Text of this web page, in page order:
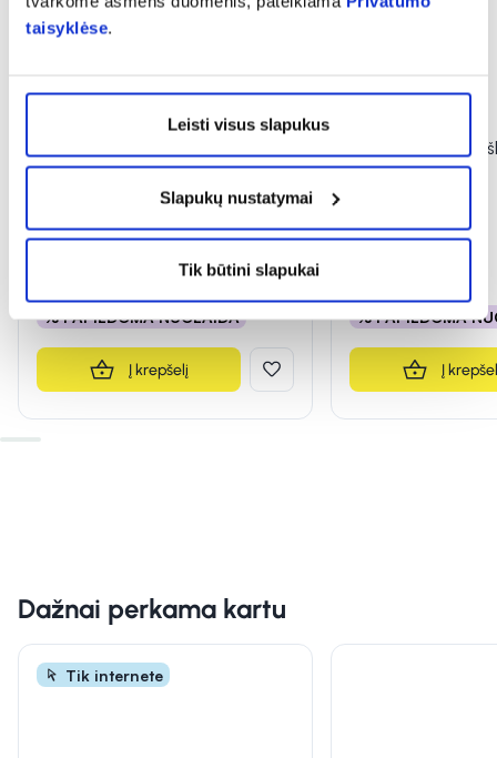
taisyklėse.
Leisti visus slapukus
Slapukų nustatymai
Tik būtini slapukai
kremas vaikams SUN
PROTECTION, SPF50, 100 ml
Įvertinimas 5.0 iš 5
(5)
% PAPILDOMA NUOLAIDA
Į krepšelį
INGENCARE
TATOO, 10 vnt.
% PAPILDOMA
Į
Dažnai perkama kartu
Tik internete